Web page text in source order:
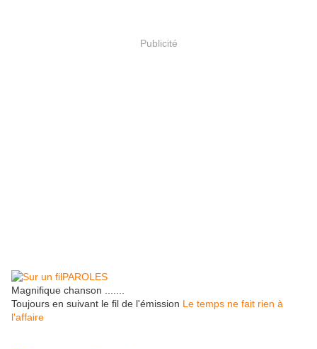
Publicité
PAROLES
Magnifique chanson .......
Toujours en suivant le fil de l'émission Le temps ne fait rien à
l'affaire